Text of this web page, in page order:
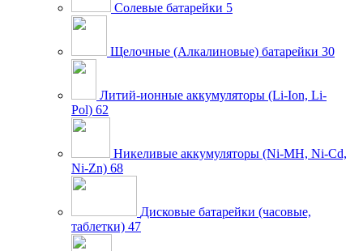
Солевые батарейки 5
Щелочные (Алкалиновые) батарейки 30
Литий-ионные аккумуляторы (Li-Ion, Li-
Pol) 62
Никеливые аккумуляторы (Ni-MH, Ni-Cd,
Ni-Zn) 68
Дисковые батарейки (часовые,
таблетки) 47